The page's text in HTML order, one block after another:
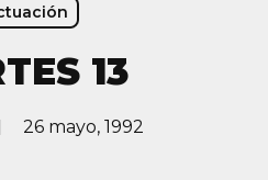
13
26 mayo, 1992